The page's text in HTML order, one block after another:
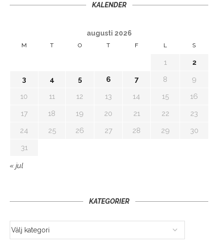
KALENDER
augusti 2026
M T O T F L S
1
2
3
4 5 6 7 8
9
10
11 12 13 14 15
16
17
18 19 20 21 22
23
24
25 26 27 28 29
30
31
« jul
KATEGORIER